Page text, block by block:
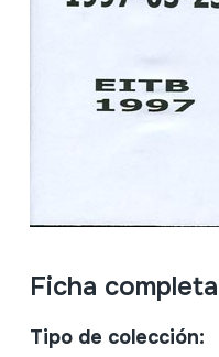
Ficha completa
Tipo de colección: